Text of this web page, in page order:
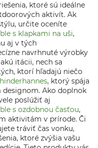
ktoré sú ideálne
aktivít. Ak
určite oceníte
s klapkami na uši,
aj v tých
navrhnuté výrobky
itácii, nech sa
ktorí hľadajú niečo
, ktorý spája
Ako doplnok
poslúžiť aj
s ozdobnou časťou,
aktivitám v prírode. Či
tráviť čas vonku,
ktoré zvýšia vašu